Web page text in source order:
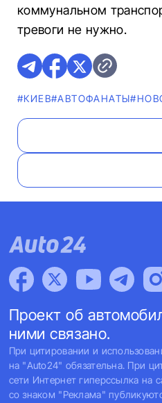
коммунальном
тревоги не нужно.
#КИЕВ#AВТОФАНАТЫ
Проект об
ними связано.
При цитировании и
на "Auto24" обязательна. При
сети Интернет гиперссылка на
со знаком "Реклама"